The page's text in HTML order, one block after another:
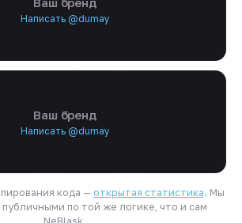
Написать @dumay
Ваш бренд
Написать @dumay
кода — открытая статистика. Мы
по той же логике, что и сам